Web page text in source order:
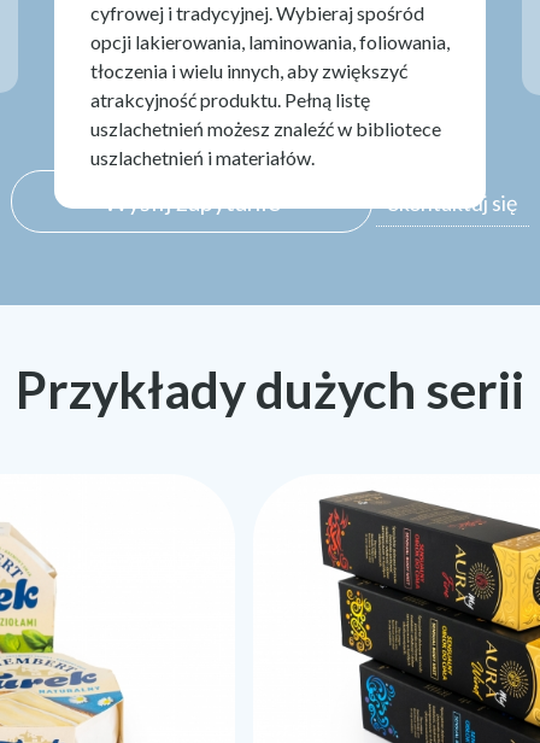
cyfrowej i tradycyjnej. Wybieraj spośród
opcji lakierowania, laminowania, foliowania,
tłoczenia i wielu innych, aby zwiększyć
atrakcyjność produktu. Pełną listę
uszlachetnień możesz znaleźć w bibliotece
uszlachetnień i materiałów.
Wyślij zapytanie Skontaktuj się
Przykłady dużych serii